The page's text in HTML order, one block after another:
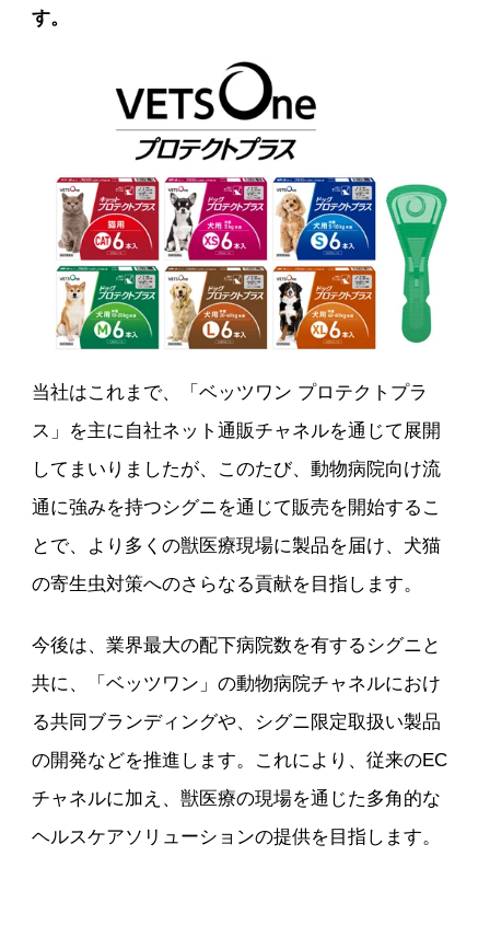
す。
当社はこれまで、「ベッツワン プロテクトプラ
ス」を主に自社ネット通販チャネルを通じて展開
してまいりましたが、このたび、動物病院向け流
通に強みを持つシグニを通じて販売を開始するこ
とで、より多くの獣医療現場に製品を届け、犬猫
の寄生虫対策へのさらなる貢献を目指します。
今後は、業界最大の配下病院数を有するシグニと
共に、「ベッツワン」の動物病院チャネルにおけ
る共同ブランディングや、シグニ限定取扱い製品
の開発などを推進します。これにより、従来のEC
チャネルに加え、獣医療の現場を通じた多角的な
ヘルスケアソリューションの提供を目指します。